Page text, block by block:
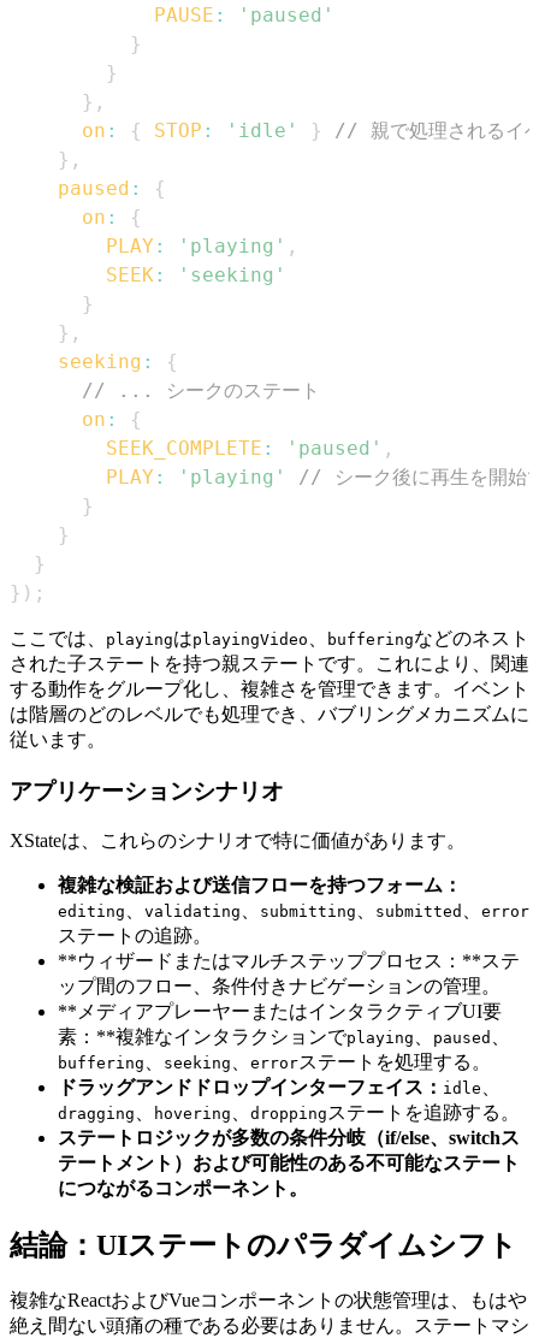
PAUSE :
'paused'
}
}
} ,
on : { STOP : 'idle' }
// 親で処理されるイ
} ,
paused :
{
on :
{
PLAY : 'playing' ,
SEEK:
'seeking'
}
} ,
seeking :
{
// ... シークのステート
on :
{
SEEK_COMPLETE : 'paused' ,
PLAY : 'playing'
// シーク後に再生を開始
}
}
}
} ) ;
ここでは、 playingはplayingVideo bufferingなどのネスト
された子ステートを持つ親ステートです。これにより、関連
する動作をグループ化し、複雑さを管理できます。イベント
は階層のどのレベルでも処理でき、バブリングメカニズムに
従います。
アプリケーションシナリオ
XStateは、これらのシナリオで特に価値があります。
複雑な検証および送信フローを持つフォーム：
editing 、 validating 、 submitting 、 submitted 、 error
ステートの追跡。
**ウィザードまたはマルチステッププロセス：**ステ
ップ間のフロー、条件付きナビゲーションの管理。
**メディアプレーヤーまたはインタラクティブUI要
素：**複雑なインタラクションでplaying 、 paused 、
buffering 、 seeking 、 errorステートを処理する。
ドラッグアンドドロップインターフェイス： idle 、
dragging 、 hovering 、 droppingステートを追跡する。
ステートロジックが多数の条件分岐（if/else、switchス
テートメント）および可能性のある不可能なステート
につながるコンポーネント。
結論：UIステートのパラダイムシフト
複雑なReactおよびVueコンポーネントの状態管理は、もはや
絶え間ない頭痛の種である必要はありません。ステートマシ